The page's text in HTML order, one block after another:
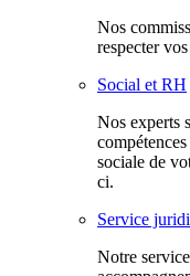
Nos
respecter
Social et RH
Nos experts
sociale de
ci.
Service
Notre